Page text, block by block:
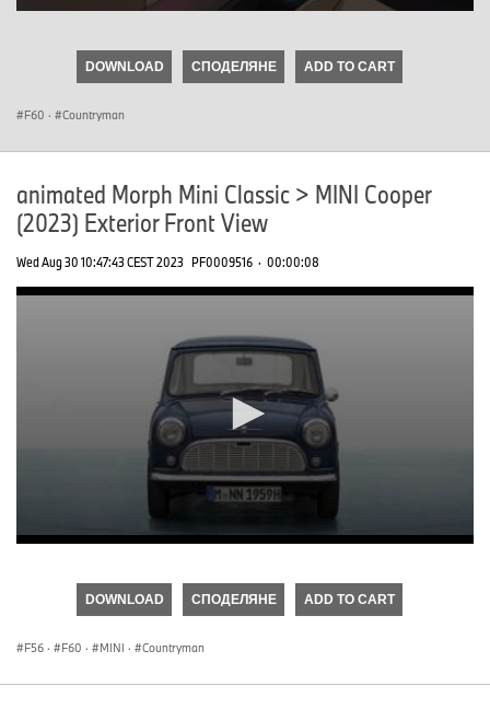
seconds
DOWNLOAD СПОДЕЛЯНЕ ADD TO CART
F60 · Countryman
animated Morph Mini Classic > MINI Cooper
(2023) Exterior Front View
Wed Aug 30 10:47:43 CEST 2023 PF0009516 · 00:00:08
seconds
DOWNLOAD СПОДЕЛЯНЕ ADD TO CART
F56 · F60 · MINI · Countryman